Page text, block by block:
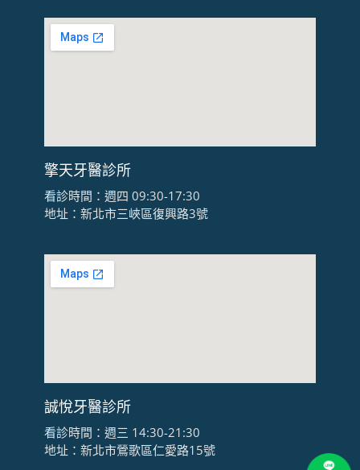
擎天牙醫診所
看診時間：週四 09:30-17:30
地址：新北市三峽區復興路3號
誠悅牙醫診所
看診時間：週三 14:30-21:30
地址：新北市鶯歌區仁愛路15號